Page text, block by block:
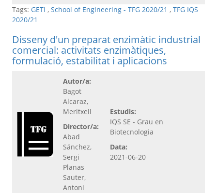
Tags: GETI , School of Engineering - TFG 2020/21 , TFG IQS
2020/21
Disseny d'un preparat enzimàtic industrial
comercial: activitats enzimàtiques,
formulació, estabilitat i aplicacions
Autor/a:
Bagot
Alcaraz,
Meritxell
Director/a:
Abad
Sánchez,
Sergi
Planas
Sauter,
Antoni
Estudis:
IQS SE - Grau en
Biotecnologia
Data:
2021-06-20